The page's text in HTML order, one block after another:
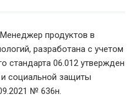
Менеджер продуктов в
разработана с учетом
стандарта 06.012 утвержден
социальной защиты
№ 636н.